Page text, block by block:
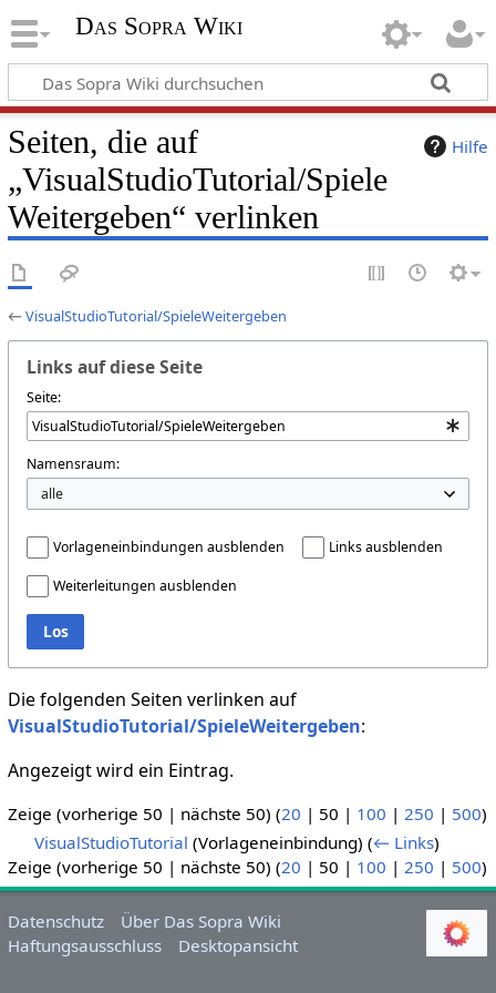
Das Sopra Wiki
Hilfe
Seiten, die auf
„VisualStudioTutorial/Spiele
Weitergeben“ verlinken
←VisualStudioTutorial/SpieleWeitergeben
Links auf diese Seite
Seite:
Namensraum:
Vorlageneinbindungen ausblenden Links ausblenden
Weiterleitungen ausblenden
Los
Die folgenden Seiten verlinken auf
VisualStudioTutorial/SpieleWeitergeben:
Angezeigt wird ein Eintrag.
Zeige (vorherige 50 | nächste 50) (20 | 50 | 100 | 250 | 500)
VisualStudioTutorial (Vorlageneinbindung)(← Links)
Zeige (vorherige 50 | nächste 50) (20 | 50 | 100 | 250 | 500)
Datenschutz
Über Das Sopra Wiki
Haftungsausschluss
Desktopansicht